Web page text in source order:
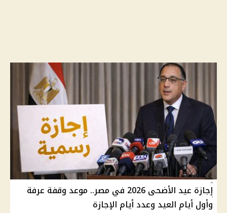
إجازة عيد الأضحى 2026 في مصر.. موعد وقفة عرفة
وأول أيام العيد وعدد أيام الإجازة